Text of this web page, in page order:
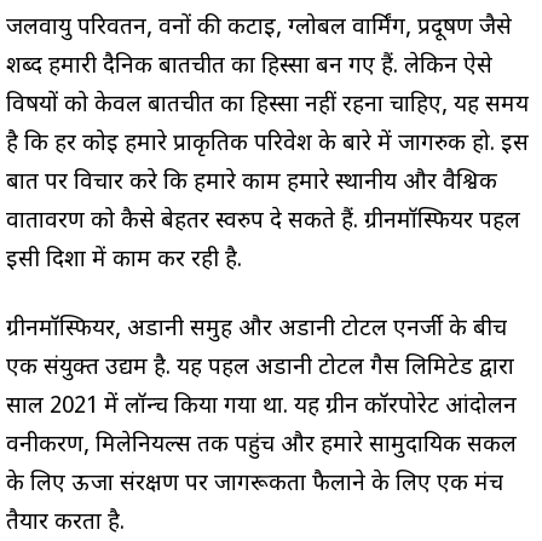
जलवायु परिवर्तन, वनों की कटाई, ग्लोबल वार्मिंग, प्रदूषण जैसे
शब्द हमारी दैनिक बातचीत का हिस्सा बन गए हैं. लेकिन ऐसे
विषयों को केवल बातचीत का हिस्सा नहीं रहना चाहिए, यह समय
है कि हर कोई हमारे प्राकृतिक परिवेश के बारे में जागरुक हो. इस
बात पर विचार करे कि हमारे काम हमारे स्थानीय और वैश्विक
वातावरण को कैसे बेहतर स्वरुप दे सकते हैं. ग्रीनमॉस्फियर पहल
इसी दिशा में काम कर रही है.
ग्रीनमॉस्फियर, अडानी समुह और अडानी टोटल एनर्जी के बीच
एक संयुक्त उद्यम है. यह पहल अडानी टोटल गैस लिमिटेड द्वारा
साल 2021 में लॉन्च किया गया था. यह ग्रीन कॉरपोरेट आंदोलन
वनीकरण, मिलेनियल्स तक पहुंच और हमारे सामुदायिक सर्कल
के लिए ऊर्जा संरक्षण पर जागरूकता फैलाने के लिए एक मंच
तैयार करता है.